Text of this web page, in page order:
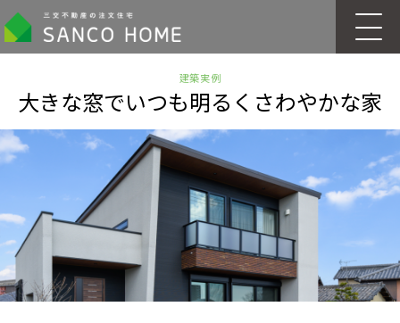
建築実例
大きな窓でいつも明るくさわやかな家